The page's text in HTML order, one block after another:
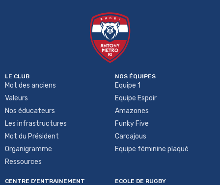
LE CLUB
Mot des anciens
Valeurs
Nos éducateurs
Les infrastructures
Mot du Président
Organigramme
Ressources
NOS ÉQUIPES
Equipe 1
Equipe Espoir
Amazones
Funky Five
Carcajous
Equipe féminine plaqué
CENTRE D'ENTRAINEMENT ECOLE DE RUGBY